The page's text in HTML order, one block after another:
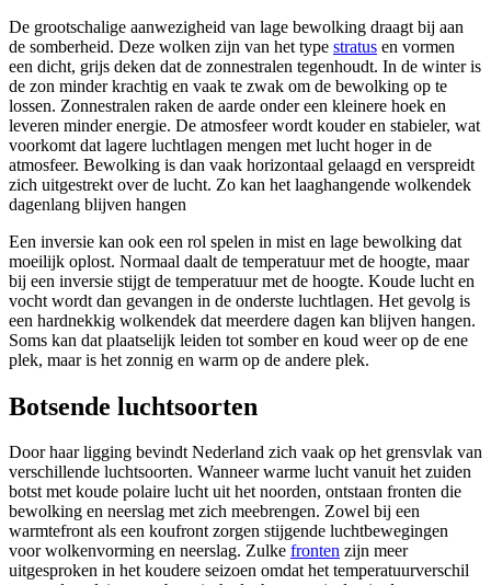
De grootschalige aanwezigheid van lage bewolking draagt bij aan
de somberheid. Deze wolken zijn van het type stratus en vormen
een dicht, grijs deken dat de zonnestralen tegenhoudt. In de winter is
de zon minder krachtig en vaak te zwak om de bewolking op te
lossen. Zonnestralen raken de aarde onder een kleinere hoek en
leveren minder energie. De atmosfeer wordt kouder en stabieler, wat
voorkomt dat lagere luchtlagen mengen met lucht hoger in de
atmosfeer. Bewolking is dan vaak horizontaal gelaagd en verspreidt
zich uitgestrekt over de lucht. Zo kan het laaghangende wolkendek
dagenlang blijven hangen
Een inversie kan ook een rol spelen in mist en lage bewolking dat
moeilijk oplost. Normaal daalt de temperatuur met de hoogte, maar
bij een inversie stijgt de temperatuur met de hoogte. Koude lucht en
vocht wordt dan gevangen in de onderste luchtlagen. Het gevolg is
een hardnekkig wolkendek dat meerdere dagen kan blijven hangen.
Soms kan dat plaatselijk leiden tot somber en koud weer op de ene
plek, maar is het zonnig en warm op de andere plek.
Botsende luchtsoorten
Door haar ligging bevindt Nederland zich vaak op het grensvlak van
verschillende luchtsoorten. Wanneer warme lucht vanuit het zuiden
botst met koude polaire lucht uit het noorden, ontstaan fronten die
bewolking en neerslag met zich meebrengen. Zowel bij een
warmtefront als een koufront zorgen stijgende luchtbewegingen
voor wolkenvorming en neerslag. Zulke fronten zijn meer
uitgesproken in het koudere seizoen omdat het temperatuurverschil